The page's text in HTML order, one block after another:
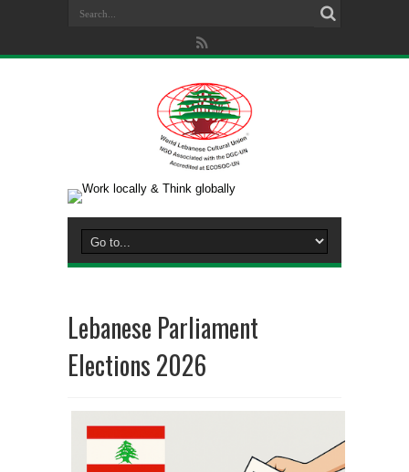
Lebanese Parliament
Elections 2026